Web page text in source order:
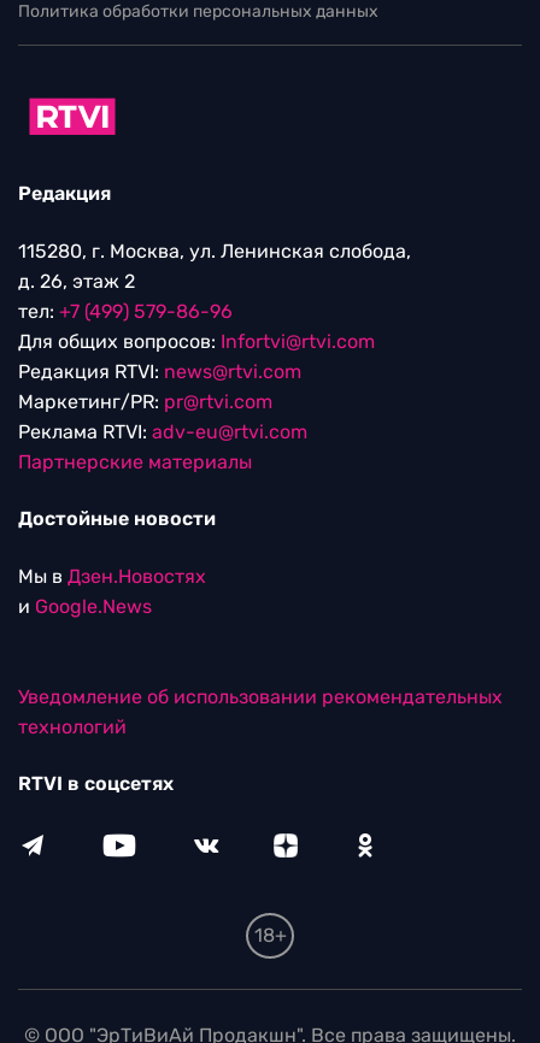
Политика обработки персональных данных
Редакция
115280, г. Москва, ул. Ленинская слобода,
д. 26, этаж 2
тел: +7 (499) 579-86-96
Для общих вопросов: Infortvi@rtvi.com
Редакция RTVI: news@rtvi.com
Маркетинг/PR: pr@rtvi.com
Реклама RTVI: adv-eu@rtvi.com
Партнерские материалы
Достойные новости
Мы в Дзен.Новостях
и Google.News
Уведомление об использовании рекомендательных
технологий
RTVI в соцсетях
18+
© ООО "ЭрТиВиАй Продакшн". Все права защищены.